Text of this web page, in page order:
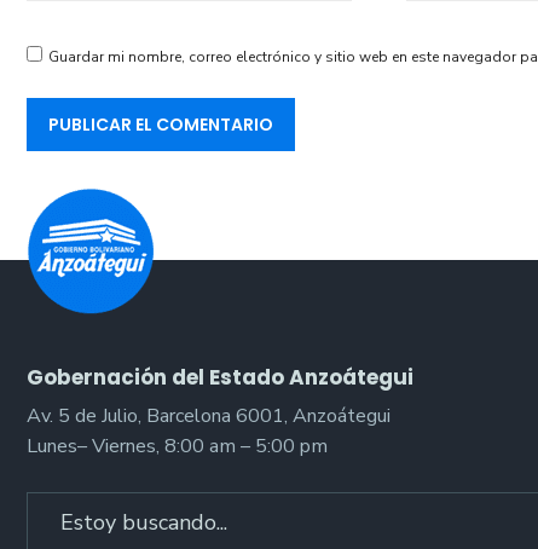
Guardar mi nombre, correo electrónico y sitio web en este navegador
Gobernación del Estado Anzoátegui
Av. 5 de Julio, Barcelona 6001, Anzoátegui
Lunes– Viernes, 8:00 am – 5:00 pm